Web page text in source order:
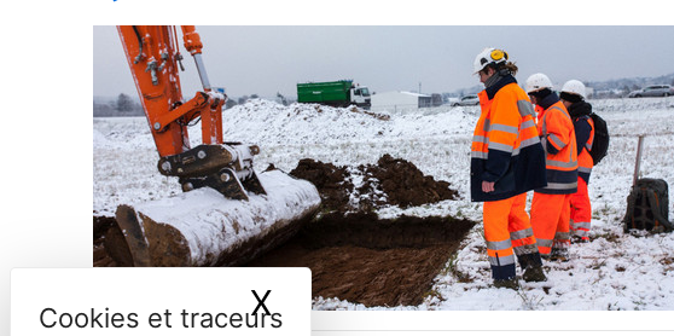
XMasquer le bandeau